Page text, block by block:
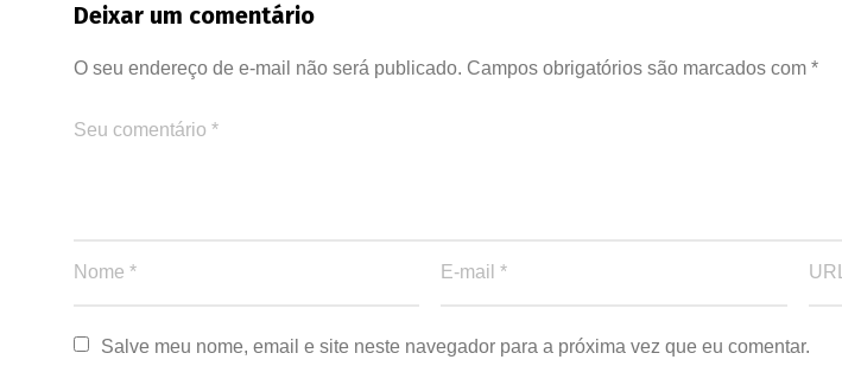
Deixar um comentário
O seu endereço de e-mail não será publicado. Campos obrigatórios são marcados com *
Salve meu nome, email e site neste navegador para a próxima vez que eu comentar.